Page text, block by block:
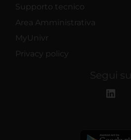
Supporto tecnico
Area Amministrativa
MyUnivr
Privacy policy
Segui su